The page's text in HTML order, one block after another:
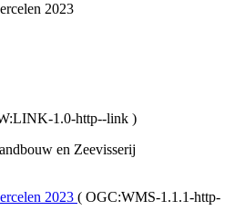
2023
1.0-http--link )
en Zeevisserij
2023 ( OGC:WMS-1.1.1-http-